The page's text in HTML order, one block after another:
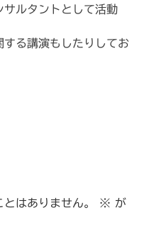
ルタントとして活動
る講演もしたりしてお
はありません。 ※ が